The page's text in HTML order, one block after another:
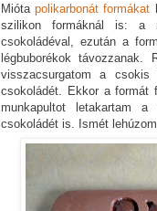
Miótapolikarbonát formákat
szilikon formáknál is: a
csokoládéval, ezután a
légbuborékok távozzanak.
visszacsurgatom a
csokoládét. Ekkor a formát
munkapultot letakartam
csokoládét is. Ismét